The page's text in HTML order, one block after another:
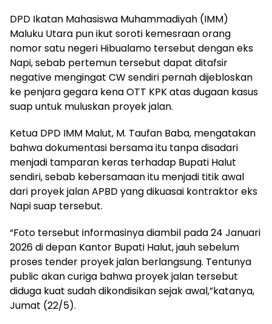
DPD Ikatan Mahasiswa Muhammadiyah (IMM)
Maluku Utara pun ikut soroti kemesraan orang
nomor satu negeri Hibualamo tersebut dengan eks
Napi, sebab pertemun tersebut dapat ditafsir
negative mengingat CW sendiri pernah dijebloskan
ke penjara gegara kena OTT KPK atas dugaan kasus
suap untuk muluskan proyek jalan.
Ketua DPD IMM Malut, M. Taufan Baba, mengatakan
bahwa dokumentasi bersama itu tanpa disadari
menjadi tamparan keras terhadap Bupati Halut
sendiri, sebab kebersamaan itu menjadi titik awal
dari proyek jalan APBD yang dikuasai kontraktor eks
Napi suap tersebut.
“Foto tersebut informasinya diambil pada 24 Januari
2026 di depan Kantor Bupati Halut, jauh sebelum
proses tender proyek jalan berlangsung. Tentunya
public akan curiga bahwa proyek jalan tersebut
diduga kuat sudah dikondisikan sejak awal,”katanya,
Jumat (22/5).